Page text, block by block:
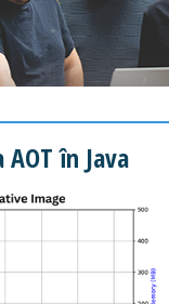
în Java